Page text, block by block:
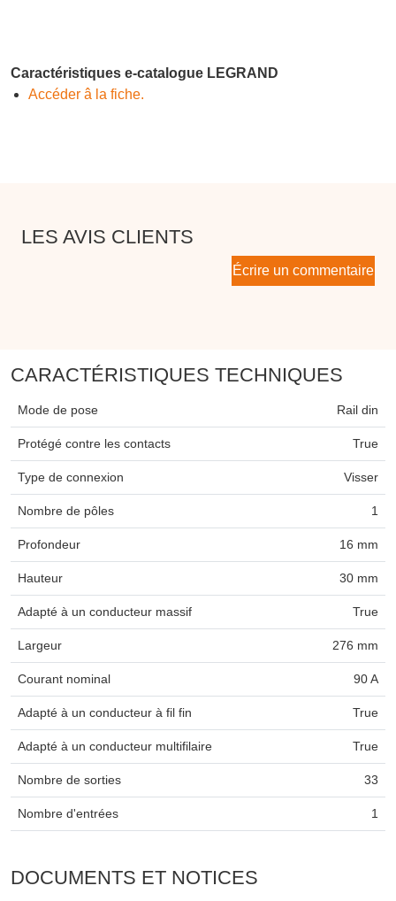
Caractéristiques e-catalogue LEGRAND
Accéder â la fiche.
LES AVIS CLIENTS
Écrire un commentaire
CARACTÉRISTIQUES TECHNIQUES
Mode de pose Rail din
Protégé contre les contacts True
Type de connexion Visser
Nombre de pôles 1
Profondeur 16 mm
Hauteur 30 mm
Adapté à un conducteur massif True
Largeur 276 mm
Courant nominal 90 A
Adapté à un conducteur à fil fin True
Adapté à un conducteur multifilaire True
Nombre de sorties 33
Nombre d'entrées 1
DOCUMENTS ET NOTICES